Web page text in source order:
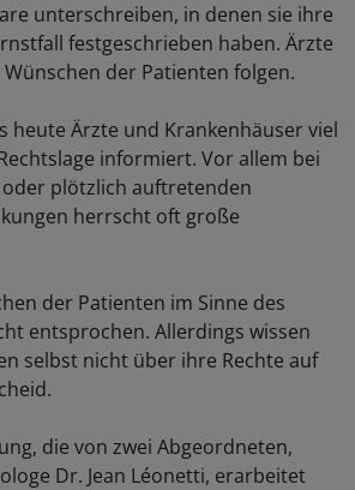
unterschreiben, in denen sie ihre
festgeschrieben haben. Ärzte
der Patienten folgen.
heute Ärzte und Krankenhäuser viel
informiert. Vor allem bei
plötzlich auftretenden
herrscht oft große
der Patienten im Sinne des
entsprochen. Allerdings wissen
selbst nicht über ihre Rechte auf
die von zwei Abgeordneten,
Dr. Jean Léonetti, erarbeitet